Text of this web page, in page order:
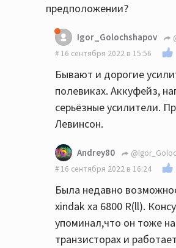
предположении?
Igor_Golochshapov
16 сентября 2022 в 15:56
Бывают и дорогие
полевиках. Аккуфейз,
серьёзные усилители.
Левинсон.
Andrey80
16 сентября 2022 в 16:24
Была недавно
xindak xa 6800 R(ll).
упоминал,что он тоже
транзисторах и